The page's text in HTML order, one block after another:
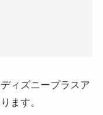
ィズニープラスア
ます。